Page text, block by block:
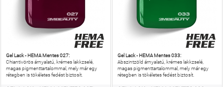
Gel Lack - HEMA Mentes 027:
Chiantivörös árnyalatú, krémes lakkzselé,
magas pigmenttartalommal, mely már egy
rétegben is tökéletes fedést biztosít.
Gel Lack - HEMA Mentes 033:
Abszintzöld árnyalatú, krémes lakkzselé,
magas pigmenttartalommal, mely már egy
rétegben is tökéletes fedést biztosít.